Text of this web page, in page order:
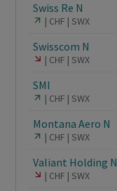
Swiss Re N
CHF SWX
Swisscom N
CHF SWX
SMI
CHF SWX
Montana Aero N
CHF SWX
Valiant Holding N
CHF SWX